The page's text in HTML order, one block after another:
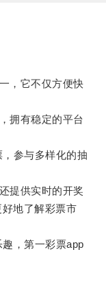
，它不仅方便快
拥有稳定的平台
参与多样化的抽
提供实时的开奖
地了解彩票市
，第一彩票app